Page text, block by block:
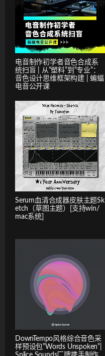
电音制作初学者音色合成系
统扫盲 | 从“塑料”到“专业”：
音色设计思维框架构建 | 蝙蝠
电音公开课
Serum血清合成器皮肤主题Sk
etch（草图主题）[支持win/
mac系统]
DownTempo风格综合音色采
样预设包”Words Unspoken”|